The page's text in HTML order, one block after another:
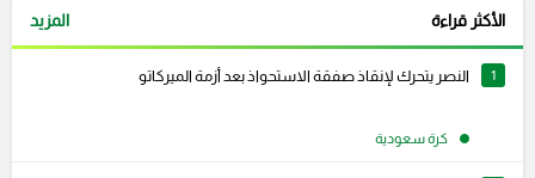
الأكثر قراءة المزيد
1 النصر يتحرك لإنقاذ صفقة الاستحواذ بعد أزمة الميركاتو
كرة سعودية